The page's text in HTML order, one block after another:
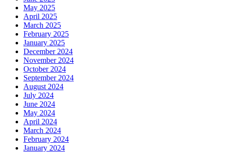
May 2025
April 2025
March 2025
February 2025
January 2025
December 2024
November 2024
October 2024
September 2024
August 2024
July 2024
June 2024
May 2024
April 2024
March 2024
February 2024
January 2024